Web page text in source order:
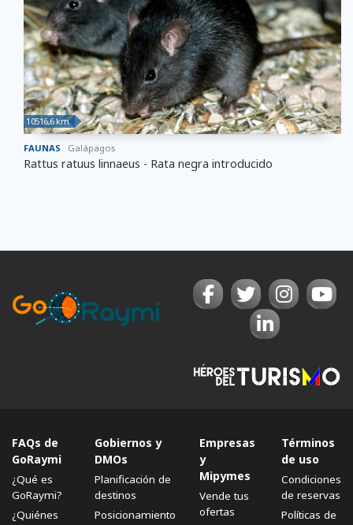
10516,6 km
FAUNAS Galápagos
Rattus ratuus linnaeus - Rata negra introducido
FAQs de
GoRaymi
¿Qué es
GoRaymi?
¿Quiénes
Gobiernos y
DMOs
Planificación de
destinos
Posicionamiento
Empresas
y
Mipymes
Vende tus
ofertas
Términos
de uso
Condiciones
de reservas
Políticas de